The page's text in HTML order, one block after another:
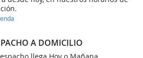
A DOMICILIO
llega Hoy o Mañana